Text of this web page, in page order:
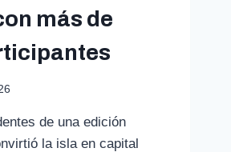
más de
de una edición
la isla en capital